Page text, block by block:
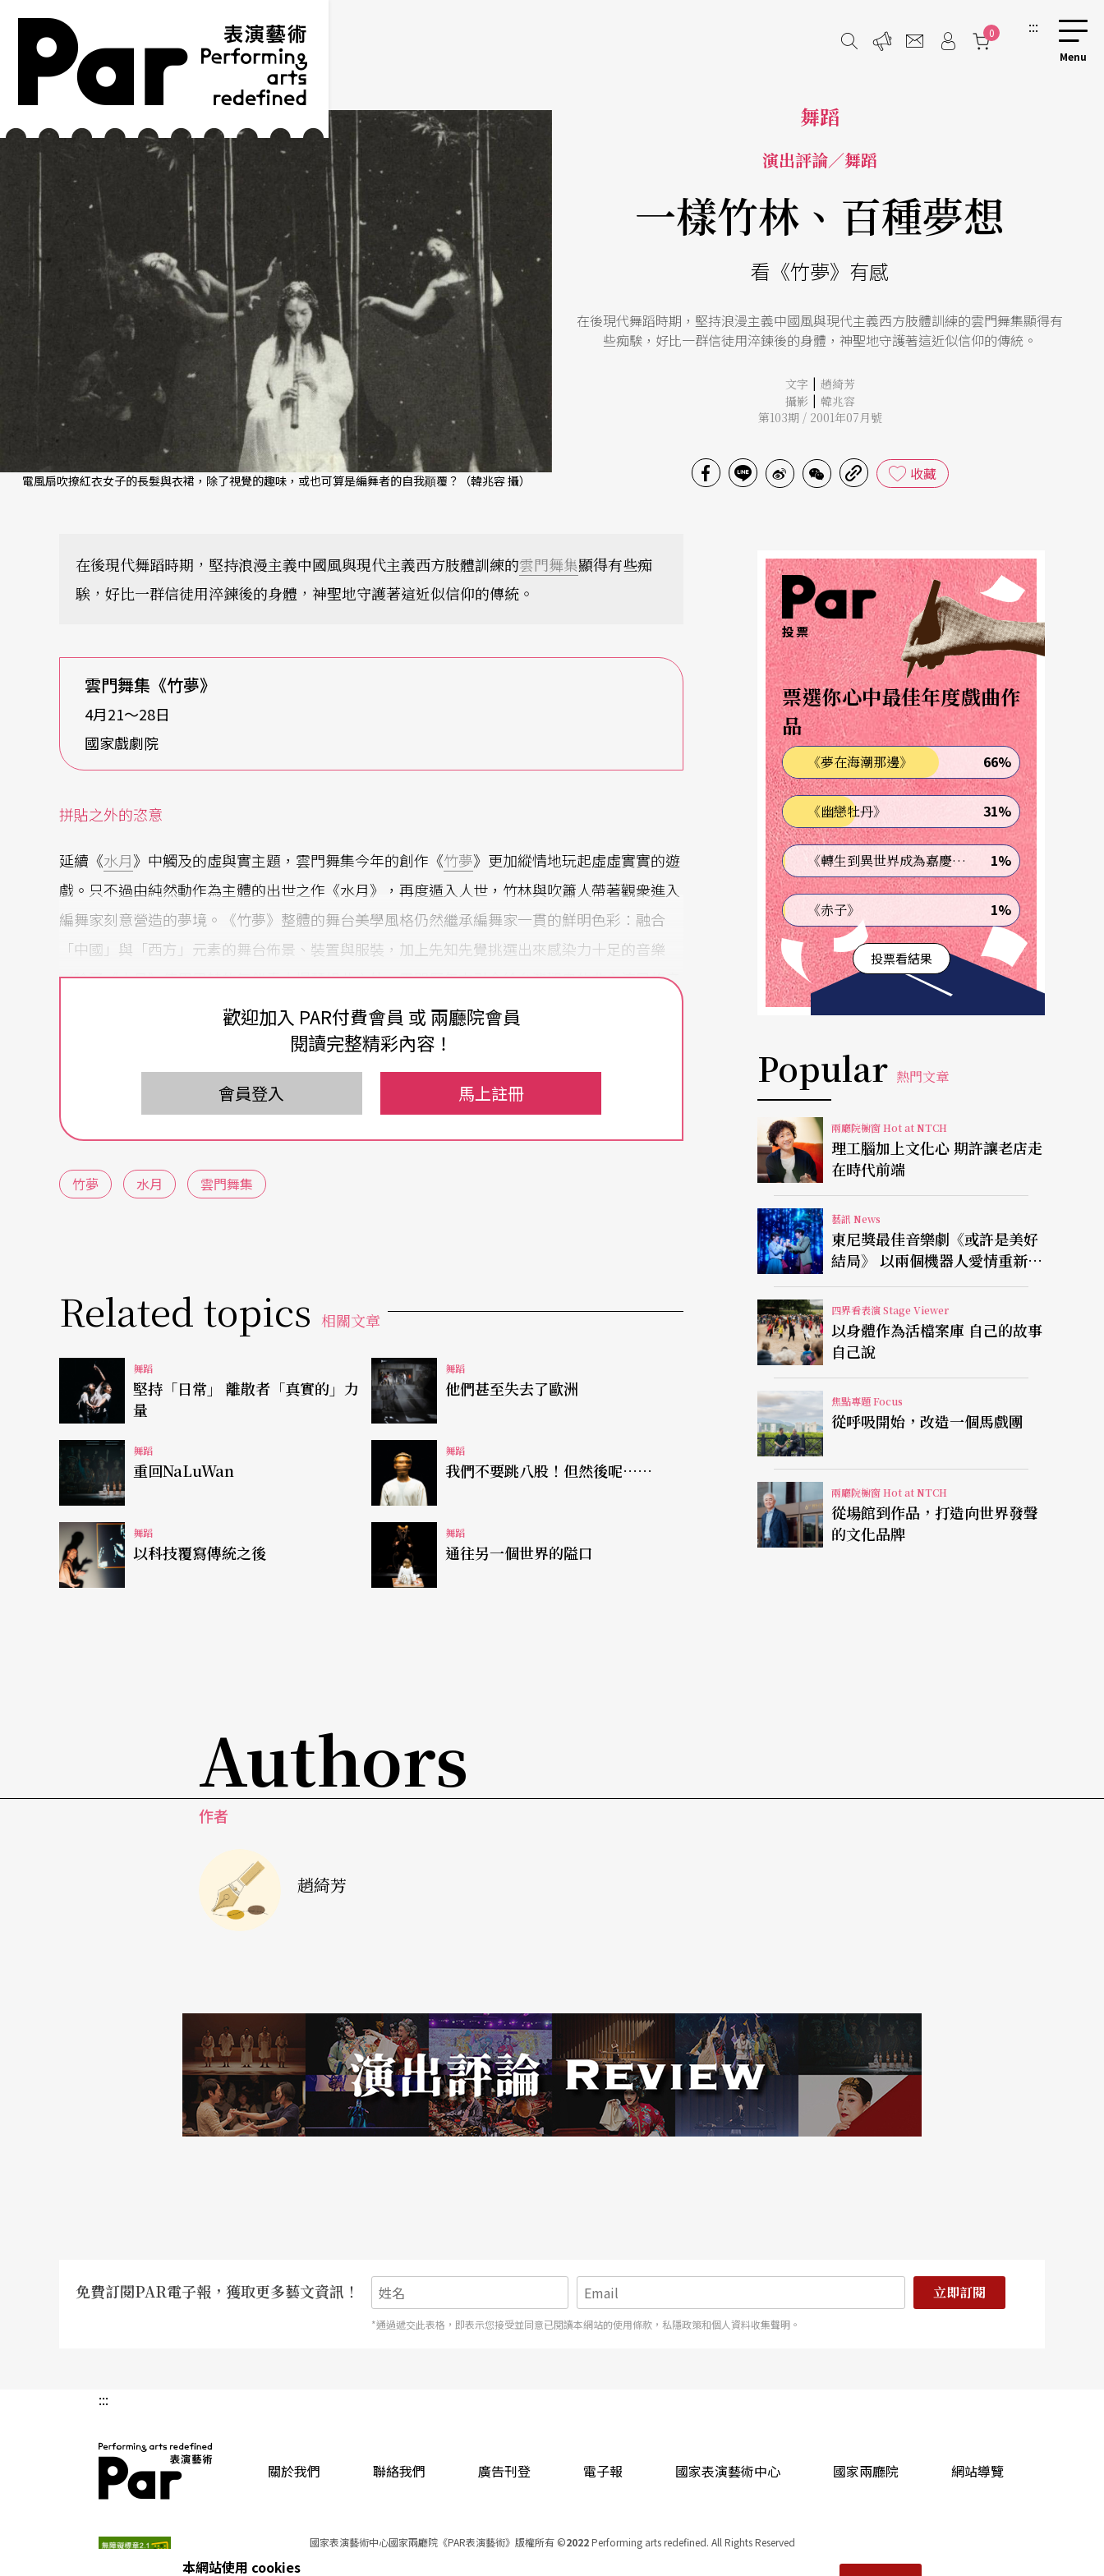
跳到主要內容區塊
網站導覽
0 :::
電風扇吹撩紅衣女子的長髮與衣裙，除了視覺的趣味，或也可算是編舞者的自我顚覆？（韓兆容 攝）
舞蹈
演出評論／舞蹈
一樣竹林、百種夢想
看《竹夢》有感
在後現代舞蹈時期，堅持浪漫主義中國風與現代主義西方肢體訓練的雲門舞集顯得有
些痴騃，好比一群信徒用淬鍊後的身體，神聖地守護著這近似信仰的傳統。
文字 | 趙綺芳
攝影 | 韓兆容
第103期 / 2001年07月號
收藏
在後現代舞蹈時期，堅持浪漫主義中國風與現代主義西方肢體訓練的雲門舞集顯得有些痴
騃，好比一群信徒用淬鍊後的身體，神聖地守護著這近似信仰的傳統。
雲門舞集《竹夢》
4月21〜28日
國家戲劇院
拼貼之外的恣意
延續《水月》中觸及的虛與實主題，雲門舞集今年的創作《竹夢》更加縱情地玩起虛虛實實的遊
戲。只不過由純然動作為主體的出世之作《水月》，再度遁入人世，竹林與吹簫人帶著觀衆進入
編舞家刻意營造的夢境。《竹夢》整體的舞台美學風格仍然繼承編舞家一貫的鮮明色彩：融合
「中國」與「西方」元素的舞台佈景、裝置與服裝，加上先知先覺挑選出來感染力十足的音樂
（除了《水月》使用巴赫的無伴奏大提琴組曲之外，雲門歷年來引介給台灣觀衆的非主流民族音
樂，大概不比台北愛樂電台遜色），觀衆立即可以感到熟悉感，和一種因熟悉而產生的安全感。
然而若仔細深究起來，《水月》因為使用巴赫的無伴奏大提琴組曲，過水無痕的動作本身和音樂
互為平行，營造出不具結構的完整形式。相對於此，《竹夢》的音樂主要出於愛沙尼亞裔的音樂
家佩爾特（A. Pärt）之手，在各段音樂間雖然沒有關聯，卻無可避免地呈現出朦朧的線性結構，
多少影響了對整體舞作的感知經驗。這種刻意的不相關聯（因爲編舞家強調不求敘事但求抒
情？）也反映在八段以季節更迭為序的舞蹈段落和其動作語彙上──包含了水袖、身段、太極導
引、西方現代舞技巧等等──這也或許是日前陳品秀為文評論時之所以以「拼貼」名之的主要原
在抱持任何形式的傳統主義就是落伍的後現代舞蹈時期，堅持浪漫主義中國風與現代主義西方肢
體訓練的雲門舞集顯得有些痴騃，在編舞家的無懼之外，雲門的舞者們好比一群信徒，用她／他
們日積月累淬鍊後的身體，神聖地守護著這近似信仰的傳統。舞台上雲門舞者的表現有目共睹，
舞者肢體動作精準，在各段風格殊異舞蹈的表現都能掌握不同火侯，例如在〈夏喧〉中的一場群
舞，充分展現肢體能量與精靈般的趣味。
特別値得讚賞的是女舞者們，每個人風格鮮明，彼此間卻又能維持一種調和的氣息。年輕舞者林
姿君在一段與吳義芳的雙人舞中，展現勻稱的線條，動作穿透指尖，後生可畏。許芳宜在舞台上
有一股令人無法忽視的魅力，在和宋超群的另一段雙人舞中，梳著高聳馬尾的她，配上突出的顴
骨，似乎令人看到瑪莎．葛蘭姆的影子；她看似柔弱的肢體、透過幾近裸裎的舞衣顯露出的自我
壓抑，和包裝緊密的高大男舞者，在視覺上形成極度不平衡的權力關係，張力十足。
告了「不論是非眞假，這場夢終將散去」。男舞者以電風扇吹撩紅衣女子們的長髮與衣裙，除了
在視覺上產生的趣味之外，或也可算是編舞者的一種自我顚覆？同樣的舞者，舞衣卻已褪去，身
體則由虛矯的表現到機械性的操作，即使觀衆再有眷戀，也像沉溺劇中的吹蕭人，最終不免硬生
生地被舞台監督一記喚醒，簫聲嘎然而止，適才發生在舞台上的一切，果眞只是一場夢？！編舞
者的一招妙計，除了引人發噱之外，或許也讓人重新在舞與非舞、虛與實的界限模糊之際，重新
思考劇場演出的本質吧？
夢，既名為抒情之作，或許任何型態的理性分析就顯得多餘且庸人自擾。然而，透過舞者的肢體
舞動所娓娓道來的夢，沒有令人炫目的現代科技，卻也成為令人動容的舞台觀賞經驗。一樣竹
林，百種夢想：藝術家選擇創作的媒介雖有不同，表現的形式互異，反映的不外是個人與群體文
化經驗的再思──是感官的、也是精神的；是個人的、也是文化的、是即時的、更是長遠的。
文字｜趙綺芳 英國Surrey大學舞蹈人類學博士候選人
歡迎加入 PAR付費會員 或 兩廳院會員
閱讀完整精彩內容！
會員登入 馬上註冊
竹夢 水月 雲門舞集
Related topics 相關文章
舞蹈
堅持「日常」 離散者「真實的」力
量
舞蹈
他們甚至失去了歐洲
舞蹈
重回NaLuWan
舞蹈
我們不要跳八股！但然後呢……
舞蹈
以科技覆寫傳統之後
舞蹈
通往另一個世界的隘口
投票
票選你心中最佳年度戲曲作
品
《夢在海潮那邊》 66%
《幽戀牡丹》 31%
《轉生到異世界成為嘉慶君—發現我的祖先是詐騙集團!?》 1%
《赤子》 1%
投票看結果
Popular 熱門文章
兩廳院櫥窗 Hot at NTCH
理工腦加上文化心 期許讓老店走
在時代前端
藝訊 News
東尼獎最佳音樂劇《或許是美好
結局》 以兩個機器人愛情重新凝
視有限人生
四界看表演 Stage Viewer
以身體作為活檔案庫 自己的故事
自己說
焦點專題 Focus
從呼吸開始，改造一個馬戲團
兩廳院櫥窗 Hot at NTCH
從場館到作品，打造向世界發聲
的文化品牌
Authors
作者
趙綺芳
免費訂閱PAR電子報，獲取更多藝文資訊！ 立即訂閱
*通過遞交此表格，即表示您接受並同意已閱讀本網站的使用條款，私隱政策和個人資料收集聲明。
:::
關於我們 聯絡我們 廣告刊登 電子報 國家表演藝術中心 國家兩廳院 網站導覽
國家表演藝術中心國家兩廳院《PAR表演藝術》版權所有©2022Performing arts redefined. All Rights Reserved
本網站使用 cookies